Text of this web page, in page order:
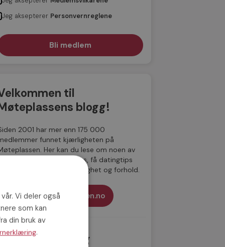
Jeg aksepterer Personvernreglene
til
blogg!
2001 har mer enn 175 000
funnet kjærligheten på
Her kan du lese om noen av
de parene som har møttes, få datingtips
samt lese om dating, kjærlighet og forhold.
Til Møteplassen.no
innlegg
Vi deler også
som kan
din bruk av
.